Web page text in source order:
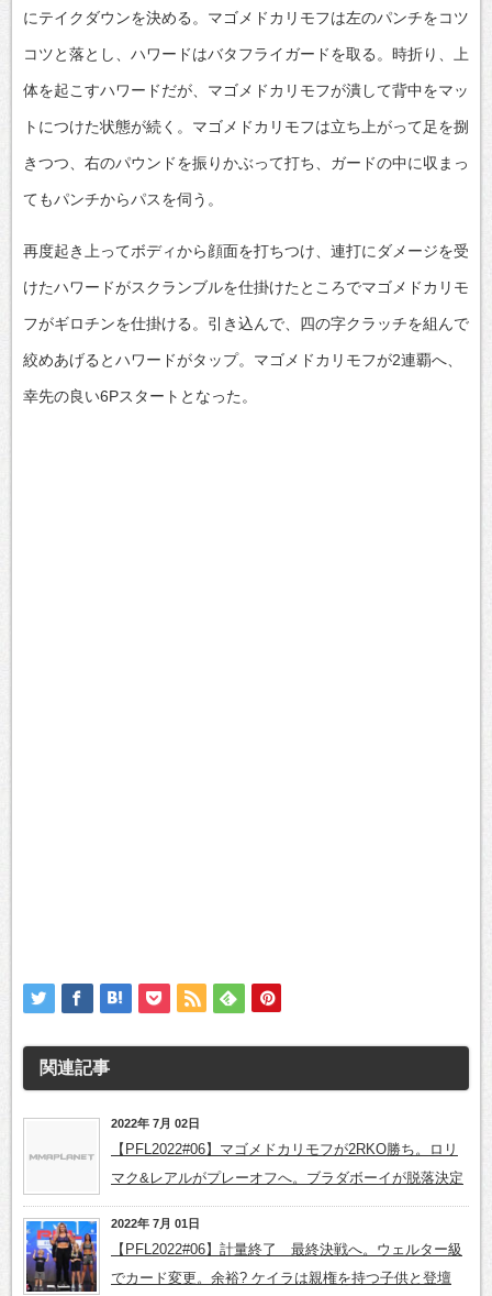
にテイクダウンを決める。マゴメドカリモフは左のパンチをコツ
コツと落とし、ハワードはバタフライガードを取る。時折り、上
体を起こすハワードだが、マゴメドカリモフが潰して背中をマッ
トにつけた状態が続く。マゴメドカリモフは立ち上がって足を捌
きつつ、右のパウンドを振りかぶって打ち、ガードの中に収まっ
てもパンチからパスを伺う。
再度起き上ってボディから顔面を打ちつけ、連打にダメージを受
けたハワードがスクランブルを仕掛けたところでマゴメドカリモ
フがギロチンを仕掛ける。引き込んで、四の字クラッチを組んで
絞めあげるとハワードがタップ。マゴメドカリモフが2連覇へ、
幸先の良い6Pスタートとなった。
関連記事
2022年 7月 02日
【PFL2022#06】マゴメドカリモフが2RKO勝ち。ロリ
マク&レアルがプレーオフへ。ブラダボーイが脱落決定
2022年 7月 01日
【PFL2022#06】計量終了 最終決戦へ。ウェルター級
でカード変更。余裕? ケイラは親権を持つ子供と登壇